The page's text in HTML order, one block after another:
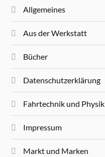
Allgemeines
Aus der Werkstatt
Bücher
Datenschutzerklärung
Fahrtechnik und Physik
Impressum
Markt und Marken